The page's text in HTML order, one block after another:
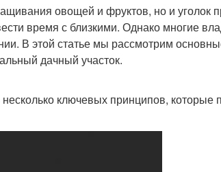
овощей и фруктов, но и уголок
время с близкими. Однако многие
В этой статье мы рассмотрим
дачный участок.
ключевых принципов, которые